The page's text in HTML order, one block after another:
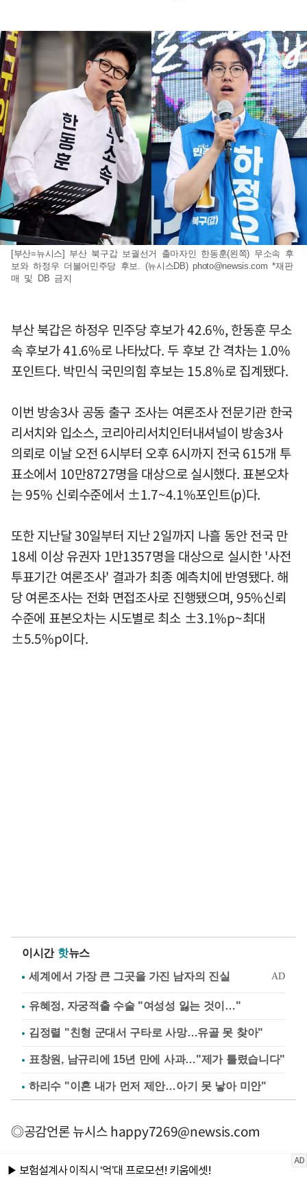
[부산=뉴시스] 부산 북구갑 보궐선거 출마자인 한동훈(왼쪽) 무소속 후
보와 하정우 더불어민주당 후보. (뉴시스DB)photo@newsis.com *재판
매 및 DB 금지
부산 북갑은 하정우 민주당 후보가 42.6%, 한동훈 무소
속 후보가 41.6%로 나타났다. 두 후보 간 격차는 1.0%
포인트다. 박민식 국민의힘 후보는 15.8%로 집계됐다.
이번 방송3사 공동 출구 조사는 여론조사 전문기관 한국
리서치와 입소스, 코리아리서치인터내셔널이 방송3사
의뢰로 이날 오전 6시부터 오후 6시까지 전국 615개 투
표소에서 10만8727명을 대상으로 실시했다. 표본오차
는 95% 신뢰수준에서 ±1.7~4.1%포인트(p)다.
또한 지난달 30일부터 지난 2일까지 나흘 동안 전국 만
18세 이상 유권자 1만1357명을 대상으로 실시한 '사전
투표기간 여론조사' 결과가 최종 예측치에 반영됐다. 해
당 여론조사는 전화 면접조사로 진행됐으며, 95%신뢰
수준에 표본오차는 시도별로 최소 ±3.1%p~최대
±5.5%p이다.
이시간 핫뉴스
유혜정, 자궁적출 수술 "여성성 잃는 것이…"
김정렬 "친형 군대서 구타로 사망…유골 못 찾아"
표창원, 남규리에 15년 만에 사과…"제가 틀렸습니다"
하리수 "이혼 내가 먼저 제안…아기 못 낳아 미안"
◎공감언론 뉴시스happy7269@newsis.com